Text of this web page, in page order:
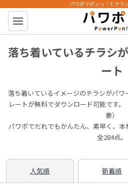
パワポン
パワポでポンっ！とチラ
落ち着いているチラシ
ート
落ち着いているイメージのチラシがパ
レートが無料でダウンロード可能です
要）
パワポでだれでもかんたん、素早く、本
全284点。
人気順 新着順